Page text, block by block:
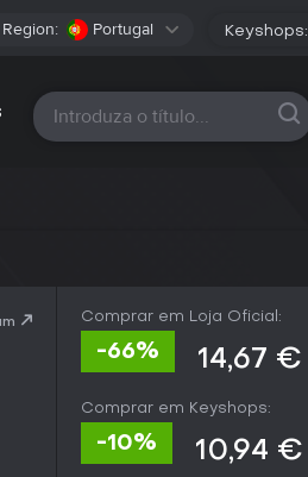
Region: Portugal Keyshops:
Todas as plataformas
Comprar em Loja Oficial:
-66% 14,67 €
Comprar em Keyshops:
-10% 10,94 €